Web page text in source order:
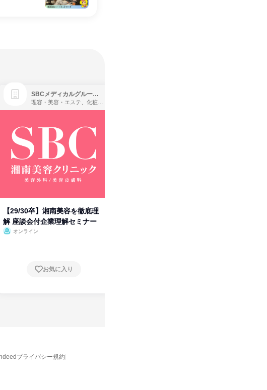
SBCメディカルグループ株式会社
【29/30卒】湘南美容を徹底理
解 座談会付企業理解セミナー
オンライン
お気に入り
プライバシー規約